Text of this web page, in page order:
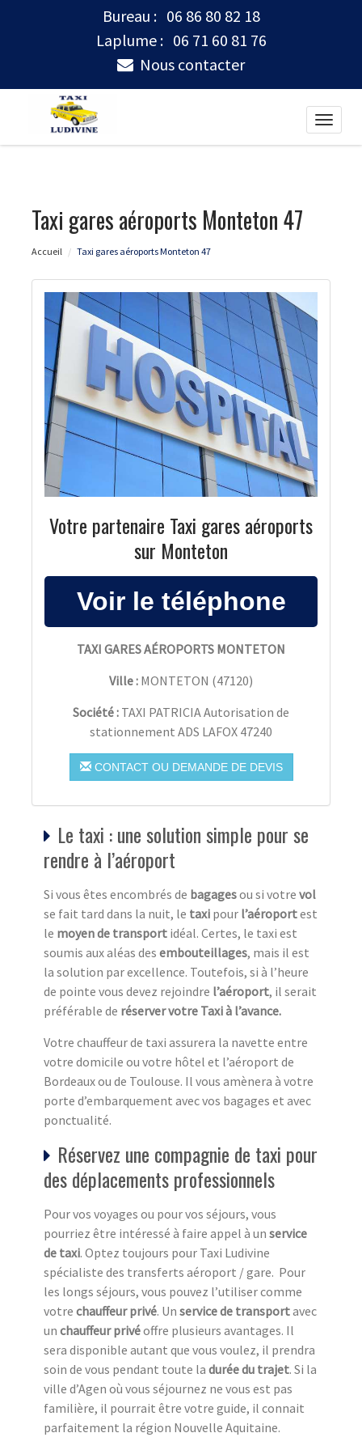
Bureau : 06 86 80 82 18
Laplume : 06 71 60 81 76
Nous contacter
Toggle
Taxi gares aéroports Monteton 47
Accueil Taxi gares aéroports Monteton 47
Votre partenaire Taxi gares aéroports
sur Monteton
TAXI GARES AÉROPORTS MONTETON
Ville : MONTETON (47120)
Société : TAXI PATRICIA Autorisation de
stationnement ADS LAFOX 47240
CONTACT OU DEMANDE DE DEVIS
Le taxi : une solution simple pour se
rendre à l’aéroport
Si vous êtes encombrés de bagagesou si votre vol
se fait tard dans la nuit, le taxi pour l’aéroportest
le moyen de transport idéal. Certes, le taxi est
soumis aux aléas des embouteillages, mais il est
la solution par excellence. Toutefois, si à l’heure
de pointe vous devez rejoindre l’aéroport, il serait
préférable de réserver votre Taxi à l’avance.
Votre chauffeur de taxi assurera la navette entre
votre domicile ou votre hôtel et l’aéroport de
Bordeaux ou de Toulouse. Il vous amènera à votre
porte d’embarquement avec vos bagages et avec
ponctualité.
Réservez une compagnie de taxi pour
des déplacements professionnels
Pour vos voyages ou pour vos séjours, vous
pourriez être intéressé à faire appel à un service
de taxi. Optez toujours pour Taxi Ludivine
spécialiste des transferts aéroport / gare. Pour
les longs séjours, vous pouvez l’utiliser comme
votre chauffeur privé. Un service de transportavec
un chauffeur privéoffre plusieurs avantages. Il
sera disponible autant que vous voulez, il prendra
soin de vous pendant toute la durée du trajet. Si la
ville d’Agen où vous séjournez ne vous est pas
familière, il pourrait être votre guide, il connait
parfaitement la région Nouvelle Aquitaine.